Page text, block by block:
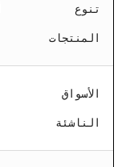
تنوع
المنتجات
الأسواق
الناشئة